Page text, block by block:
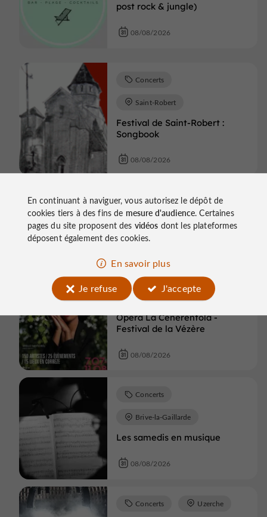
post rock & jungle)
08/08/2026
Festival de Saint-Robert :
Songbook
Concerts
Saint-Robert
08/08/2026
Eclectica festival de musique
de Segonzac : Firelighters
Concerts Segonzac
Opéra La Cenerentola -
Festival de la Vézère
Concerts Voutezac
08/08/2026
Les samedis en musique
Concerts
Brive-la-Gaillarde
08/08/2026
Concerts Uzerche
En continuant à naviguer, vous autorisez le dépôt de
cookies tiers à des fins de mesure d'audience. Certaines
pages du site proposent des vidéos dont les plateformes
déposent également des cookies.
En savoir plus
Je refuse
J'accepte